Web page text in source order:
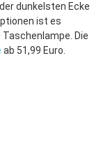
dunkelsten Ecke
ist es
Die
ab 51,99 Euro.